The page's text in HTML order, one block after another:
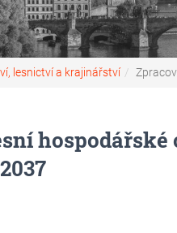
lesnictví a krajinářství
hospodářské